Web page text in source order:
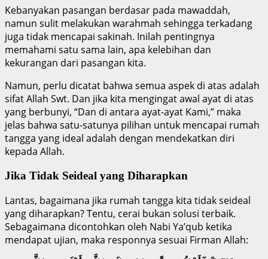
Kebanyakan pasangan berdasar pada mawaddah,
namun sulit melakukan warahmah sehingga terkadang
juga tidak mencapai sakinah. Inilah pentingnya
memahami satu sama lain, apa kelebihan dan
kekurangan dari pasangan kita.
Namun, perlu dicatat bahwa semua aspek di atas adalah
sifat Allah Swt. Dan jika kita mengingat awal ayat di atas
yang berbunyi, “Dan di antara ayat-ayat Kami,” maka
jelas bahwa satu-satunya pilihan untuk mencapai rumah
tangga yang ideal adalah dengan mendekatkan diri
kepada Allah.
Jika Tidak Seideal yang Diharapkan
Lantas, bagaimana jika rumah tangga kita tidak seideal
yang diharapkan? Tentu, cerai bukan solusi terbaik.
Sebagaimana dicontohkan oleh Nabi Ya’qub ketika
mendapat ujian, maka responnya sesuai Firman Allah: